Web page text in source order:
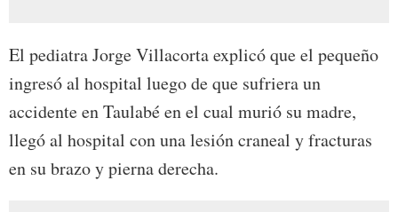
El pediatra Jorge Villacorta explicó que el pequeño
ingresó al hospital luego de que sufriera un
accidente en Taulabé en el cual murió su madre,
llegó al hospital con una lesión craneal y fracturas
en su brazo y pierna derecha.